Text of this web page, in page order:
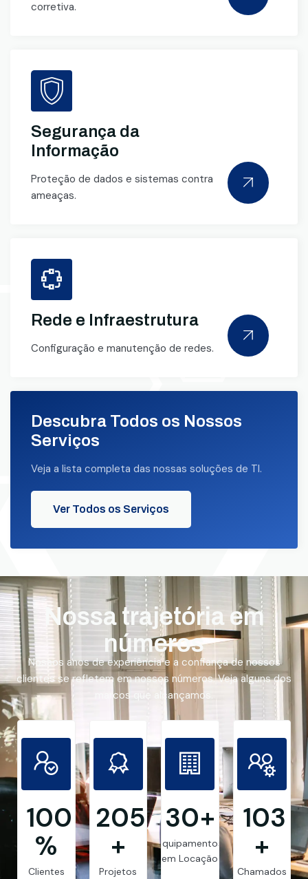
corretiva.
Segurança da
Informação
Proteção de dados e sistemas contra
ameaças.
Rede e Infraestrutura
Configuração e manutenção de redes.
Descubra Todos os Nossos
Serviços
Veja a lista completa das nossas soluções de TI.
Ver Todos os Serviços
Nossa trajetória em
números
Nossos anos de experiência e a confiança de nossos
clientes se refletem em nossos números. Veja alguns dos
marcos que alcançamos.
99.8
%
Clientes
205
+
Projetos
30+
Equipamentos
em Locação
103
+
Chamados